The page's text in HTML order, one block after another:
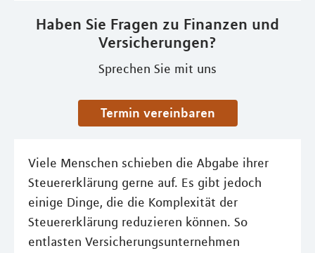
Haben Sie Fragen zu Finanzen und
Versicherungen?
Sprechen Sie mit uns
Termin vereinbaren
Viele Menschen schieben die Abgabe ihrer
Steuererklärung gerne auf. Es gibt jedoch
einige Dinge, die die Komplexität der
Steuererklärung reduzieren können. So
entlasten Versicherungsunternehmen